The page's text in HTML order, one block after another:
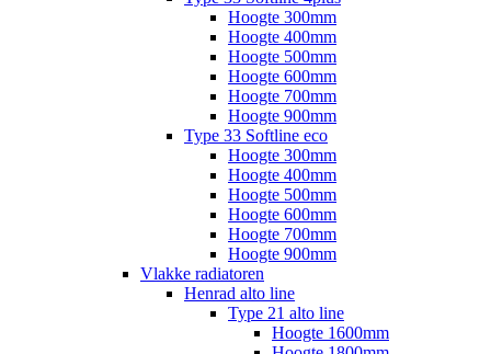
Hoogte 300mm
Hoogte 400mm
Hoogte 500mm
Hoogte 600mm
Hoogte 700mm
Hoogte 900mm
Type 33 Softline eco
Hoogte 300mm
Hoogte 400mm
Hoogte 500mm
Hoogte 600mm
Hoogte 700mm
Hoogte 900mm
Vlakke radiatoren
Henrad alto line
Type 21 alto line
Hoogte 1600mm